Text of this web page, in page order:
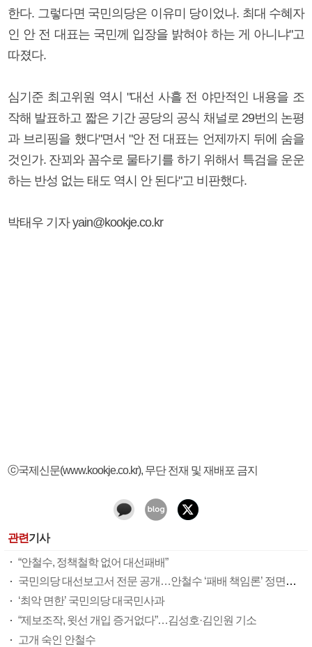
한다. 그렇다면 국민의당은 이유미 당이었나. 최대 수혜자
인 안 전 대표는 국민께 입장을 밝혀야 하는 게 아니냐"고
따졌다.
심기준 최고위원 역시 "대선 사흘 전 야만적인 내용을 조
작해 발표하고 짧은 기간 공당의 공식 채널로 29번의 논평
과 브리핑을 했다"면서 "안 전 대표는 언제까지 뒤에 숨을
것인가. 잔꾀와 꼼수로 물타기를 하기 위해서 특검을 운운
하는 반성 없는 태도 역시 안 된다"고 비판했다.
박태우 기자 yain@kookje.co.kr
ⓒ국제신문(www.kookje.co.kr), 무단 전재 및 재배포 금지
관련기사
“안철수, 정책철학 없어 대선패배”
국민의당 대선보고서 전문 공개…안철수 ‘패배 책임론’ 정면돌파
‘최악 면한’ 국민의당 대국민사과
“제보조작, 윗선 개입 증거없다”…김성호·김인원 기소
고개 숙인 안철수